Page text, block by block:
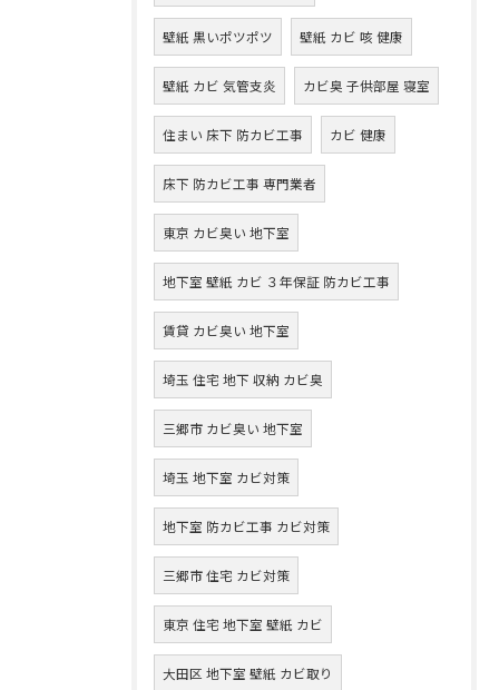
壁紙 黒いポツポツ 壁紙 カビ 咳 健康
壁紙 カビ 気管支炎 カビ臭 子供部屋 寝室
住まい 床下 防カビ工事 カビ 健康
床下 防カビ工事 専門業者
東京 カビ臭い 地下室
地下室 壁紙 カビ ３年保証 防カビ工事
賃貸 カビ臭い 地下室
埼玉 住宅 地下 収納 カビ臭
三郷市 カビ臭い 地下室
埼玉 地下室 カビ対策
地下室 防カビ工事 カビ対策
三郷市 住宅 カビ対策
東京 住宅 地下室 壁紙 カビ
大田区 地下室 壁紙 カビ取り